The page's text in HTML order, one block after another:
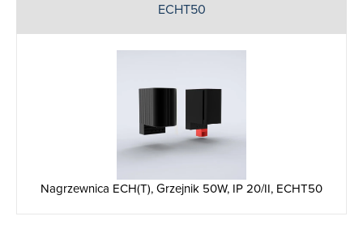
ECHT50
Nagrzewnica ECH(T), Grzejnik 50W, IP 20/II, ECHT50